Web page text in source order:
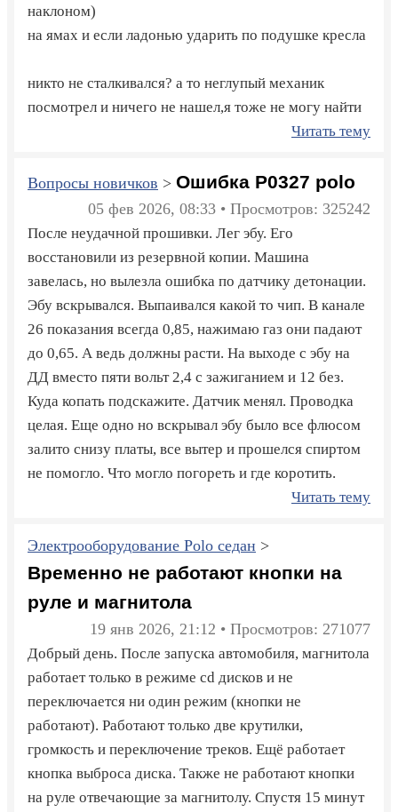
наклоном)
на ямах и если ладонью ударить по подушке кресла
никто не сталкивался? а то неглупый механик
посмотрел и ничего не нашел,я тоже не могу найти
Читать тему
Вопросы новичков > Ошибка P0327 polo
05 фев 2026, 08:33 • Просмотров: 325242
После неудачной прошивки. Лег эбу. Его
восстановили из резервной копии. Машина
завелась, но вылезла ошибка по датчику детонации.
Эбу вскрывался. Выпаивался какой то чип. В канале
26 показания всегда 0,85, нажимаю газ они падают
до 0,65. А ведь должны расти. На выходе с эбу на
ДД вместо пяти вольт 2,4 с зажиганием и 12 без.
Куда копать подскажите. Датчик менял. Проводка
целая. Еще одно но вскрывал эбу было все флюсом
залито снизу платы, все вытер и прошелся спиртом
не помогло. Что могло погореть и где коротить.
Читать тему
Электрооборудование Polo седан >
Временно не работают кнопки на
руле и магнитола
19 янв 2026, 21:12 • Просмотров: 271077
Добрый день. После запуска автомобиля, магнитола
работает только в режиме cd дисков и не
переключается ни один режим (кнопки не
работают). Работают только две крутилки,
громкость и переключение треков. Ещё работает
кнопка выброса диска. Также не работают кнопки
на руле отвечающие за магнитолу. Спустя 15 минут